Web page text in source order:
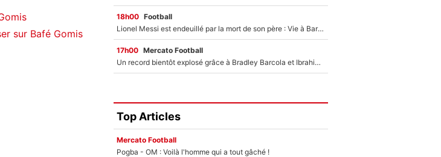
sur Bafé Gomis
18h00 Football
Lionel Messi est endeuillé par la mort de son père : Vie à Barcelone, transfert au PSG... voilà comment Jorge Messi a joué un rôle essentiel dans sa carrière !
17h00 Mercato Football
Un record bientôt explosé grâce à Bradley Barcola et Ibrahim Mbaye : Le PSG sur le point de réaliser un mercato historique ?
Top Articles
Mercato Football
Pogba - OM : Voilà l'homme qui a tout gâché !